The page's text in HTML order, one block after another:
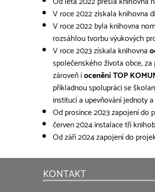
V roce 2022 získala knihovna
V roce 2022 byla knihovna
rozsáhlou tvorbu výukových
V roce 2023 získala knihovna
společenského života obce,
zároveň iocenění TOP
příkladnou spolupráci se
institucí a upevňování jednoty
Od prosince 2023 zapojení do
červen 2024 instalace tří
Od září 2024 zapojení do
KONTAKT